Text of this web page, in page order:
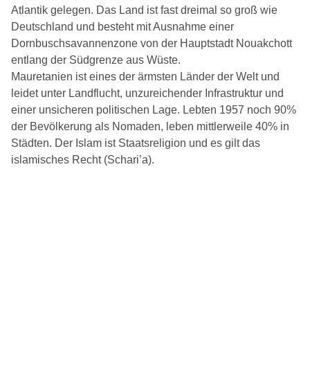
Atlantik gelegen. Das Land ist fast dreimal so groß wie
Deutschland und besteht mit Ausnahme einer
Dornbuschsavannenzone von der Hauptstadt Nouakchott
entlang der Südgrenze aus Wüste.
Mauretanien ist eines der ärmsten Länder der Welt und
leidet unter Landflucht, unzureichender Infrastruktur und
einer unsicheren politischen Lage. Lebten 1957 noch 90%
der Bevölkerung als Nomaden, leben mittlerweile 40% in
Städten. Der Islam ist Staatsreligion und es gilt das
islamisches Recht (Schari’a).